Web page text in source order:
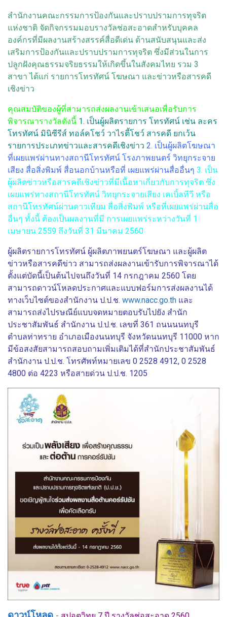
สำนักงานคณะกรรมการป้องกันและปราบปรามการทุจริต
แห่งชาติ จัดกิจกรรมมอบรางวัลช่อสะอาดสำหรับบุคคล
องค์กรที่มีผลงานสร้างสรรค์สื่อดีเด่น ด้านสนับสนุนและส่ง
เสริมการป้องกันและปราบปรามการทุจริต ซึ่งมีส่วนในการ
ปลูกฝังคุณธรรมจริยธรรมให้เกิดขึ้นในสังคมไทย รวม 3
สาขา ได้แก่ รายการโทรทัศน์ โฆษณา และข่าวหรือสารคดี
เชิงข่าว
คุณสมบัติของผู้ที่สามารถส่งผลงานเข้าเสนอเพื่อรับการ
พิจารณารางวัลดังนี้ 1. เป็นผู้ผลิตรายการ โทรทัศน์ เช่น ละคร
โทรทัศน์ มินิซีรีส์ ทอล์คโชว์ วาไรตี้โชว์ สารคดี ยกเว้น
รายการประเภทข่าวและสารคดีเชิงข่าว 2. เป็นผู้ผลิตโฆษณา
ที่เผยแพร่ผ่านทางสถานีโทรทัศน์ โรงภาพยนตร์ วิทยุกระจาย
เสียง สื่อสิ่งพิมพ์ สื่อนอกบ้านหรือที่ เผยแพร่ผ่านสื่ออื่นๆ 3. เป็น
ผู้ผลิตข่าวหรือสารคดีเชิงข่าวที่มีเนื้อหาเกี่ยวกับการทุจริต ซึ่ง
เผยแพร่ทางสถานีโทรทัศน์ วิทยุกระจายเสียง เคเบิ้ลทีวี หรือ
สถานีโทรทัศน์ผ่านดาวเทียม สื่อสิ่งพิมพ์ หรือที่เผยแพร่ผ่านสื่อ
อื่นๆ ทั้งนี้ ต้องเป็นผลงานที่มี การเผยแพร่ระหว่างวันที่ 1
เมษายน 2559 ถึงวันที่ 31 มีนาคม 2560
ผู้ผลิตรายการโทรทัศน์ ผู้ผลิตภาพยนตร์โฆษณา และผู้ผลิต
ข่าวหรือสารคดีข่าว สามารถส่งผลงานเข้ารับการพิจารณาได้
ตั้งแต่บัดนี้เป็นต้นไปจนถึงวันที่ 14 กรกฎาคม 2560 โดย
สามารถดาวน์โหลดประกาศและแบบฟอร์มการส่งผลงานได้
ทางเว็บไซต์ของสำนักงาน ป.ป.ช. www.nacc.go.th และ
สามารถส่งไปรษณีย์แบบจดหมายตอบรับไปยัง สำนัก
ประชาสัมพันธ์ สำนักงาน ป.ป.ช. เลขที่ 361 ถนนนนทบุรี
ตำบลท่าทราย อำเภอเมืองนนทบุรี จังหวัดนนทบุรี 11000 หาก
มีข้อสงสัยสามารถสอบถามเพิ่มเติมได้ที่สำนักประชาสัมพันธ์
สำนักงาน ป.ป.ช. โทรศัพท์หมายเลข 0 2528 4912, 0 2528
4800 ต่อ 4223 หรือสายด่วน ป.ป.ช. 1205